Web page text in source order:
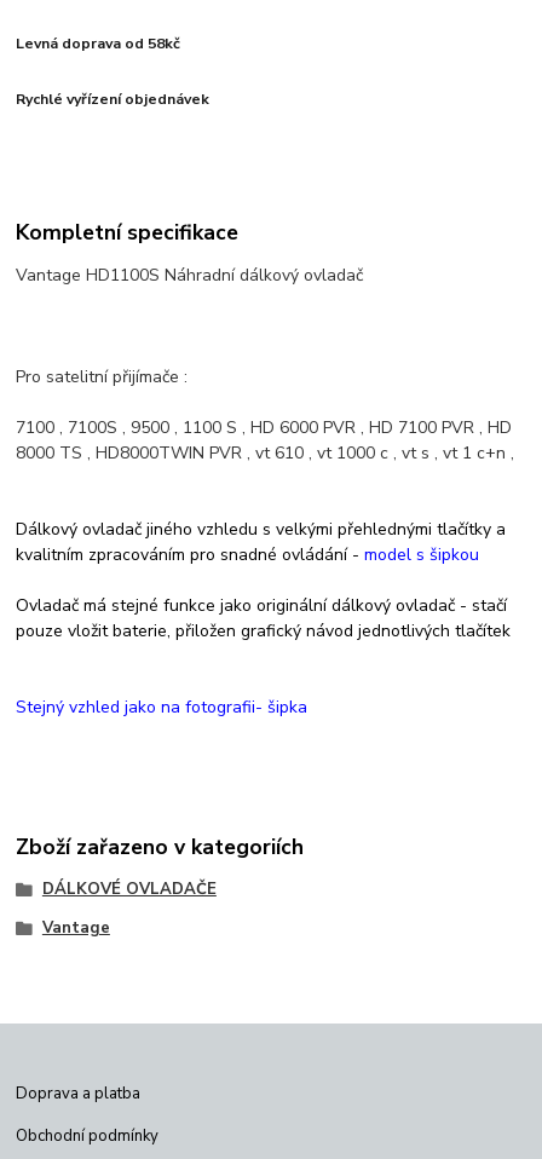
Levná doprava od 58kč
Rychlé vyřízení objednávek
Kompletní specifikace
Vantage HD1100S Náhradní dálkový ovladač
Pro satelitní přijímače :
7100 , 7100S , 9500 , 1100 S , HD 6000 PVR , HD 7100 PVR , HD
8000 TS , HD8000TWIN PVR , vt 610 , vt 1000 c , vt s , vt 1 c+n ,
Dálkový ovladač jiného vzhledu s velkými přehlednými tlačítky a
kvalitním zpracováním pro snadné ovládání -model s šipkou
Ovladač má stejné funkce jako originální dálkový ovladač - stačí
pouze vložit baterie, přiložen grafický návod jednotlivých tlačítek
Stejný vzhled jako na fotografii- šipka
Zboží zařazeno v kategoriích
DÁLKOVÉ OVLADAČE
Vantage
Doprava a platba
Obchodní podmínky